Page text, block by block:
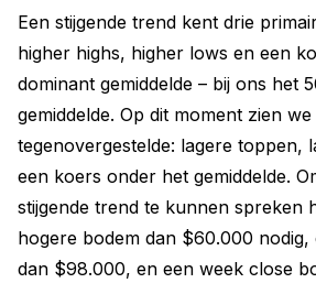
Een stijgende trend kent drie
higher highs, higher lows en een
dominant gemiddelde – bij ons het
gemiddelde. Op dit moment zien
tegenovergestelde: lagere toppen,
een koers onder het gemiddelde.
stijgende trend te kunnen spreken
hogere bodem dan $60.000
dan $98.000, en een week close